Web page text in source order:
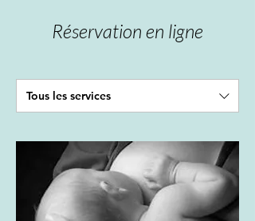
Réservation en ligne
Tous les services